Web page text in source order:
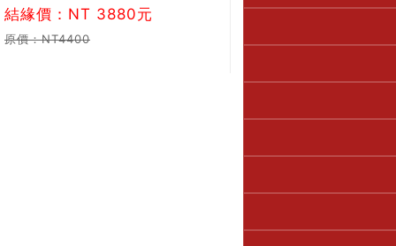
結緣價：NT 3880元
原價：NT4400